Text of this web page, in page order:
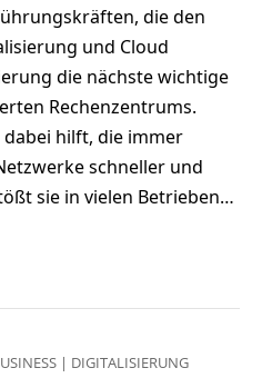
die den
und Cloud
die nächste wichtige
Rechenzentrums.
hilft, die immer
schneller und
sie in vielen Betrieben…
| DIGITALISIERUNG